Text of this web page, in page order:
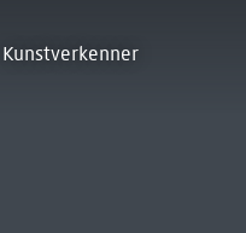
Kunstverkenner